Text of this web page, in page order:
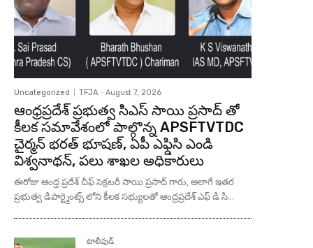
Uncategorized TFJA - August 7, 2026
ఆంధ్రప్రదేశ్ ప్రభుత్వ సిఎస్ సాయి ప్రసాద్ తో
కీలక సమావేశంలో పాల్గొన్న APSFTVTDC
చైర్మన్ భరత్ భూషణ్, ఏపీ ఎఫ్డిసి ఎండి
విశ్వనాథన్, పలు శాఖల అధికారులు
ఈరోజు ఆంధ్ర ప్రదేశ్ చీఫ్ సెక్రటరీ సాయి ప్రసాద్ గారు, అలాగే ఇతర
ప్రభుత్వ డిపార్ట్మెంట్స్ లోని కీలక సభ్యులతో ఆంధ్రప్రదేశ్ ఎఫ్ డి సి...
టాలీవుడ్